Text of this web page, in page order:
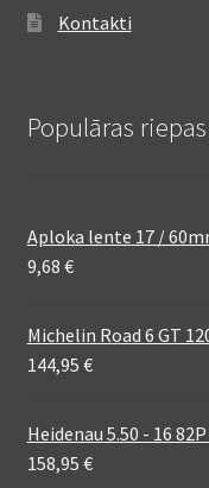
Kontakti
Populāras riepas
Aploka lente 17 /
9,68 €
Michelin Road 6 GT
144,95 €
Heidenau 5.50 - 16
158,95 €